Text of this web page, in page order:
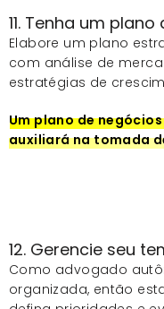
11. Tenha um
Elabore um plano
com análise de
estratégias de
Um plano de
auxiliará na tomada
12. Gerencie seu
Como advogado
organizada, então